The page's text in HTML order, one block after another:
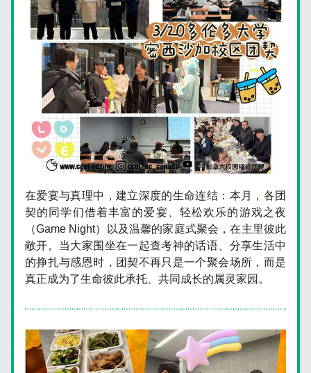
在爱宴与真理中，建立深度的生命连结：本月，各团
契的同学们借着丰富的爱宴、轻松欢乐的游戏之夜
（Game Night）以及温馨的家庭式聚会，在主里彼此
敞开。当大家围坐在一起查考神的话语、分享生活中
的挣扎与感恩时，团契不再只是一个聚会场所，而是
真正成为了生命彼此承托、共同成长的属灵家园。